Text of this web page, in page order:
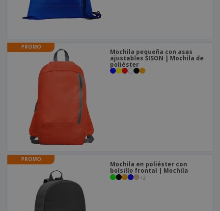
PROMO
Mochila pequeña con asas
ajustables SISON | Mochila de
poliéster
PROMO
Mochila en poliéster con
bolsillo frontal | Mochila
+2